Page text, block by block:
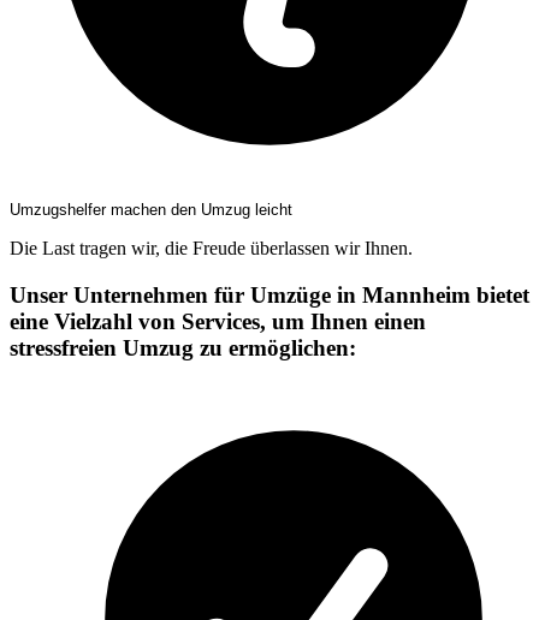
Umzugshelfer machen den Umzug leicht
Die Last tragen wir, die Freude überlassen wir Ihnen.
Unser Unternehmen für Umzüge in Mannheim bietet
eine Vielzahl von Services, um Ihnen einen
stressfreien Umzug zu ermöglichen: